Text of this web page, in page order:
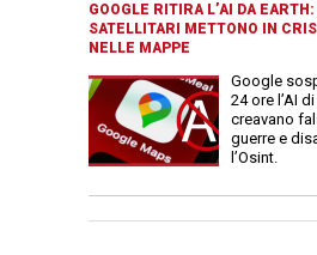
GOOGLE RITIRA L’AI DA EARTH:
SATELLITARI METTONO IN
NELLE MAPPE
Google
24 ore l’AI
creavano
guerre e
l’Osint.